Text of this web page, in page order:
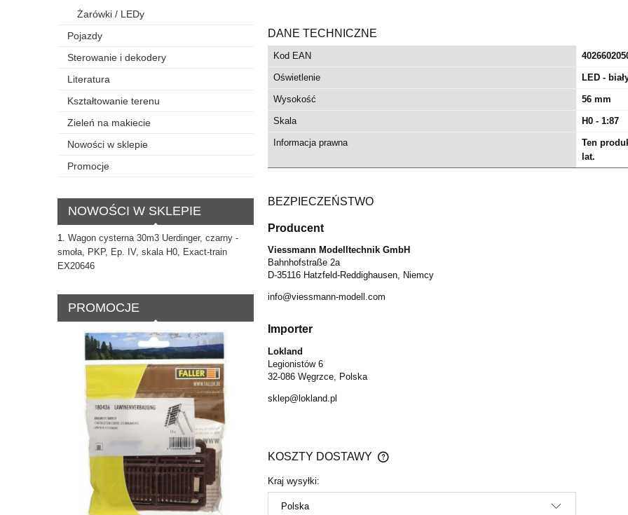
Żarówki / LEDy
Pojazdy
Sterowanie i dekodery
Literatura
Kształtowanie terenu
Zieleń na makiecie
Nowości w sklepie
Promocje
NOWOŚCI W SKLEPIE
Wagon cysterna 30m3 Uerdinger, czarny -
smoła, PKP, Ep. IV, skala H0, Exact-train
EX20646
PROMOCJE
DANE TECHNICZNE
Kod EAN
Oświetlenie LED -
Wysokość 56 mm
Skala H0 - 1:87
Informacja prawna
Ten
lat.
BEZPIECZEŃSTWO
Producent
Viessmann Modelltechnik GmbH
Bahnhofstraße 2a
D-35116 Hatzfeld-Reddighausen, Niemcy
info@viessmann-modell.com
Importer
Lokland
Legionistów 6
32-086 Węgrzce, Polska
sklep@lokland.pl
KOSZTY DOSTAWY
CENA NIE ZAWIERA EWENTUALNYCH
Kraj wysyłki: